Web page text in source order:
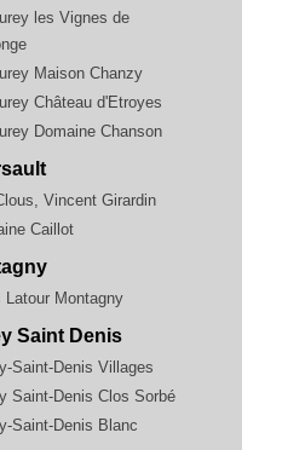
les Vignes de
Maison Chanzy
Château d'Etroyes
Domaine Chanson
Vincent Girardin
Caillot
Latour Montagny
Saint Denis
Saint-Denis Villages
Saint-Denis Clos Sorbé
Saint-Denis Blanc